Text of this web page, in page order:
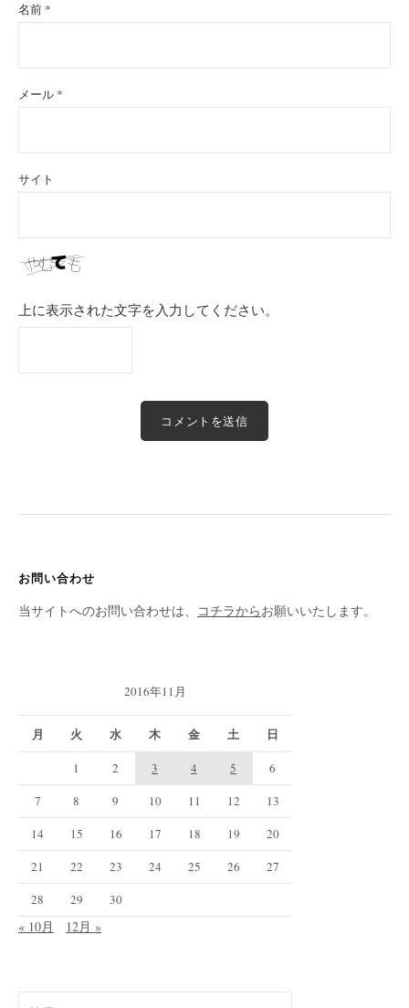
名前 *
メール *
サイト
上に表示された文字を入力してください。
お問い合わせ
当サイトへのお問い合わせは、
コチラからお願いいたします。
2016年11月
月 火 水 木 金 土 日
1 2 3 4 5
6
7
8 9 10 11 12
13
14
15 16 17 18 19
20
21
22 23 24 25 26
27
28
29 30
« 10月 12月 »